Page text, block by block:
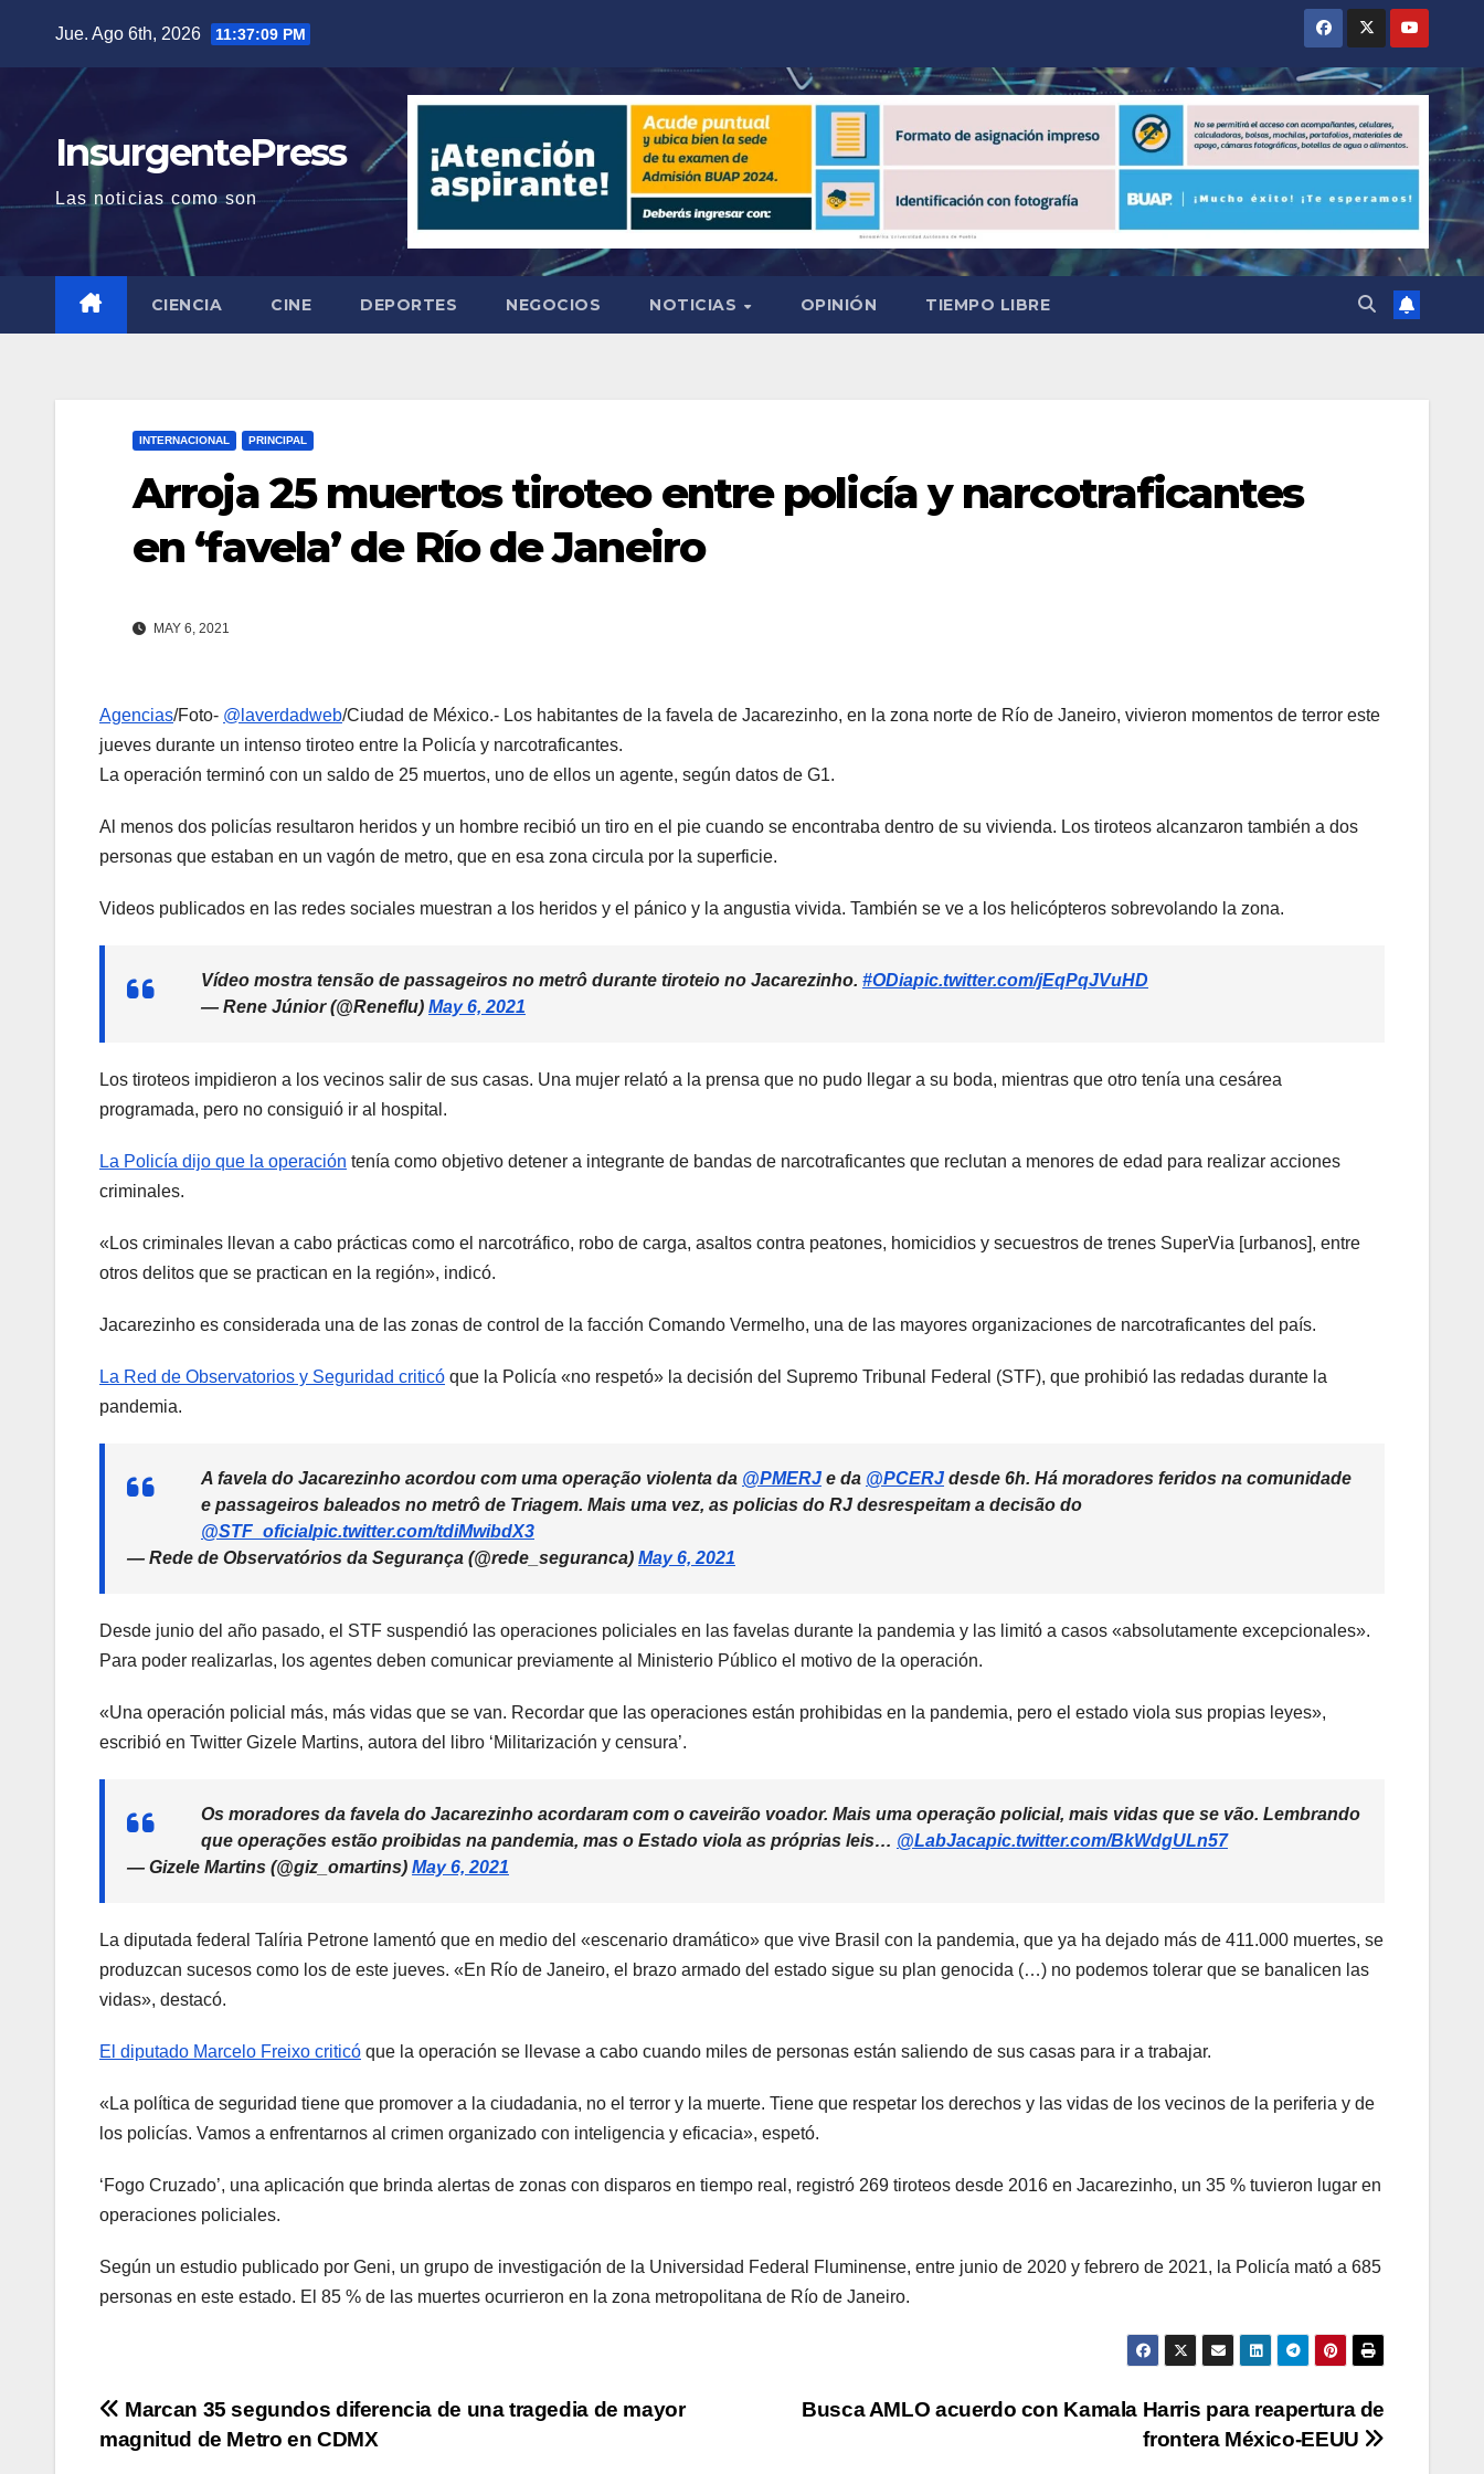
contenido
Jue. Ago 6th, 2026 11:37:10 PM
InsurgentePress
Las noticias como son
CIENCIA CINE DEPORTES NEGOCIOS NOTICIAS OPINIÓN TIEMPO LIBRE
INTERNACIONAL PRINCIPAL
Arroja 25 muertos tiroteo entre policía y narcotraficantes
en ‘favela’ de Río de Janeiro
MAY 6, 2021
Agencias/Foto- @laverdadweb/Ciudad de México.- Los habitantes de la favela de Jacarezinho, en la zona norte de Río de Janeiro, vivieron momentos de terror este
jueves durante un intenso tiroteo entre la Policía y narcotraficantes.
La operación terminó con un saldo de 25 muertos, uno de ellos un agente, según datos de G1.
Al menos dos policías resultaron heridos y un hombre recibió un tiro en el pie cuando se encontraba dentro de su vivienda. Los tiroteos alcanzaron también a dos
personas que estaban en un vagón de metro, que en esa zona circula por la superficie.
Videos publicados en las redes sociales muestran a los heridos y el pánico y la angustia vivida. También se ve a los helicópteros sobrevolando la zona.
Vídeo mostra tensão de passageiros no metrô durante tiroteio no Jacarezinho. #ODiapic.twitter.com/jEqPqJVuHD
— Rene Júnior (@Reneflu) May 6, 2021
Los tiroteos impidieron a los vecinos salir de sus casas. Una mujer relató a la prensa que no pudo llegar a su boda, mientras que otro tenía una cesárea
programada, pero no consiguió ir al hospital.
La Policía dijo que la operación tenía como objetivo detener a integrante de bandas de narcotraficantes que reclutan a menores de edad para realizar acciones
criminales.
«Los criminales llevan a cabo prácticas como el narcotráfico, robo de carga, asaltos contra peatones, homicidios y secuestros de trenes SuperVia [urbanos], entre
otros delitos que se practican en la región», indicó.
Jacarezinho es considerada una de las zonas de control de la facción Comando Vermelho, una de las mayores organizaciones de narcotraficantes del país.
La Red de Observatorios y Seguridad criticó que la Policía «no respetó» la decisión del Supremo Tribunal Federal (STF), que prohibió las redadas durante la
pandemia.
A favela do Jacarezinho acordou com uma operação violenta da @PMERJ e da @PCERJ desde 6h. Há moradores feridos na comunidade
e passageiros baleados no metrô de Triagem. Mais uma vez, as policias do RJ desrespeitam a decisão do
@STF_oficialpic.twitter.com/tdiMwibdX3
— Rede de Observatórios da Segurança (@rede_seguranca) May 6, 2021
Desde junio del año pasado, el STF suspendió las operaciones policiales en las favelas durante la pandemia y las limitó a casos «absolutamente excepcionales».
Para poder realizarlas, los agentes deben comunicar previamente al Ministerio Público el motivo de la operación.
«Una operación policial más, más vidas que se van. Recordar que las operaciones están prohibidas en la pandemia, pero el estado viola sus propias leyes»,
escribió en Twitter Gizele Martins, autora del libro ‘Militarización y censura’.
Os moradores da favela do Jacarezinho acordaram com o caveirão voador. Mais uma operação policial, mais vidas que se vão. Lembrando
que operações estão proibidas na pandemia, mas o Estado viola as próprias leis… @LabJacapic.twitter.com/BkWdgULn57
— Gizele Martins (@giz_omartins) May 6, 2021
La diputada federal Talíria Petrone lamentó que en medio del «escenario dramático» que vive Brasil con la pandemia, que ya ha dejado más de 411.000 muertes, se
produzcan sucesos como los de este jueves. «En Río de Janeiro, el brazo armado del estado sigue su plan genocida (…) no podemos tolerar que se banalicen las
vidas», destacó.
El diputado Marcelo Freixo criticó que la operación se llevase a cabo cuando miles de personas están saliendo de sus casas para ir a trabajar.
«La política de seguridad tiene que promover a la ciudadania, no el terror y la muerte. Tiene que respetar los derechos y las vidas de los vecinos de la periferia y de
los policías. Vamos a enfrentarnos al crimen organizado con inteligencia y eficacia», espetó.
‘Fogo Cruzado’, una aplicación que brinda alertas de zonas con disparos en tiempo real, registró 269 tiroteos desde 2016 en Jacarezinho, un 35 % tuvieron lugar en
operaciones policiales.
Según un estudio publicado por Geni, un grupo de investigación de la Universidad Federal Fluminense, entre junio de 2020 y febrero de 2021, la Policía mató a 685
personas en este estado. El 85 % de las muertes ocurrieron en la zona metropolitana de Río de Janeiro.
Navegación
de
Busca AMLO acuerdo con Kamala Harris para reapertura de
frontera México-EEUU
Marcan 35 segundos diferencia de una tragedia de mayor
magnitud de Metro en CDMX